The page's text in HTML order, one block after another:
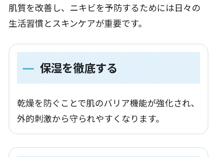
肌質を改善し、ニキビを予防するためには日々の
生活習慣とスキンケアが重要です。
保湿を徹底する
乾燥を防ぐことで肌のバリア機能が強化され、
外的刺激から守られやすくなります。